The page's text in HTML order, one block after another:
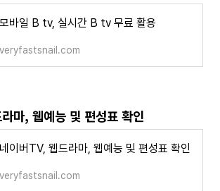
모바일 B tv, 실시간 B tv 무료 활용
veryfastsnail.com
마, 웹예능 및 편성표 확인
네이버TV, 웹드라마, 웹예능 및 편성표 확인
veryfastsnail.com